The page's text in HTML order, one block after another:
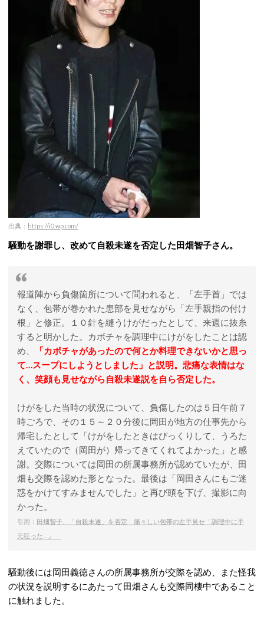
出典： https://i0.wp.com/
騒動を謝罪し、改めて自殺未遂を否定した田畑智子さん。
報道陣から負傷箇所について問われると、「左手首」では
なく、包帯が巻かれた患部を見せながら「左手親指の付け
根」と修正。１０針を縫うけがだったとして、来週に抜糸
すると明かした。カボチャを調理中にけがをしたことは認
め、
「カボチャがあったので何とか料理できないかと思っ
て…スープにしようとしました」と説明。悲痛な表情はな
く、笑顔も見せながら自殺未遂説を自ら否定した。
けがをした当時の状況について、負傷したのは５日午前７
時ごろで、その１５～２０分後に岡田が地方の仕事先から
帰宅したとして「けがをしたときはびっくりして、うろた
えていたので（岡田が）帰ってきてくれてよかった」と感
謝。交際については岡田の所属事務所が認めていたが、田
畑も交際を認めた形となった。最後は「岡田さんにもご迷
惑をかけてすみませんでした」と再び頭を下げ、撮影に向
かった。
引用： 田畑智子、「自殺未遂」を否定 痛々しい包帯の左手見せ「調理中に手
元狂った…」
騒動後には岡田義徳さんの所属事務所が交際を認め、また怪我
の状況を説明するにあたって田畑さんも交際同棲中であること
に触れました。